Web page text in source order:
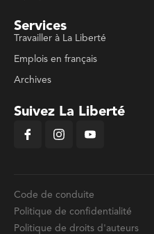
Services
Travailler à La Liberté
Emplois en français
Archives
Suivez La Liberté
Code de conduite
Politique de confidentialité
Politique de droits d'auteurs